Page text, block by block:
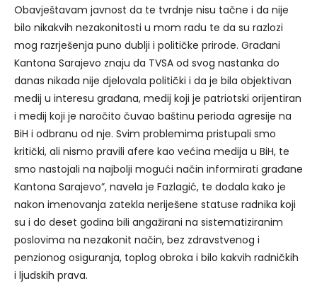
Obavještavam javnost da te tvrdnje nisu tačne i da nije
bilo nikakvih nezakonitosti u mom radu te da su razlozi
mog razrješenja puno dublji i političke prirode. Građani
Kantona Sarajevo znaju da TVSA od svog nastanka do
danas nikada nije djelovala politički i da je bila objektivan
medij u interesu građana, medij koji je patriotski orijentiran
i medij koji je naročito čuvao baštinu perioda agresije na
BiH i odbranu od nje. Svim problemima pristupali smo
kritički, ali nismo pravili afere kao većina medija u BiH, te
smo nastojali na najbolji mogući način informirati građane
Kantona Sarajevo”, navela je Fazlagić, te dodala kako je
nakon imenovanja zatekla neriješene statuse radnika koji
su i do deset godina bili angažirani na sistematiziranim
poslovima na nezakonit način, bez zdravstvenog i
penzionog osiguranja, toplog obroka i bilo kakvih radničkih
i ljudskih prava.